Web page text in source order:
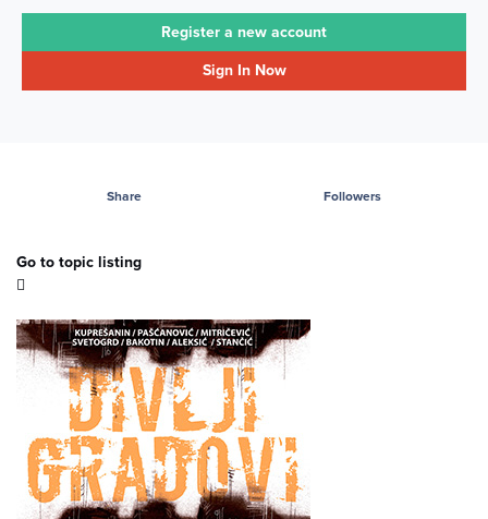
Register a new account
Sign In Now
Share Followers
Go to topic listing